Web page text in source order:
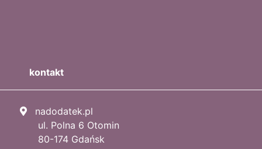
kontakt
nadodatek.pl
ul. Polna 6 Otomin
80-174 Gdańsk